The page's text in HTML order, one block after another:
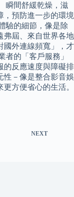
瞬間舒緩乾燥，滋
，預防進一步的環境
驗的細節，像是除
弗屆、來自世界各地
國外連線頻寬」，才
者的「客戶服務」
的反應速度與障礙排
性－像是整合影音娛
方便省心的生活。
NEXT